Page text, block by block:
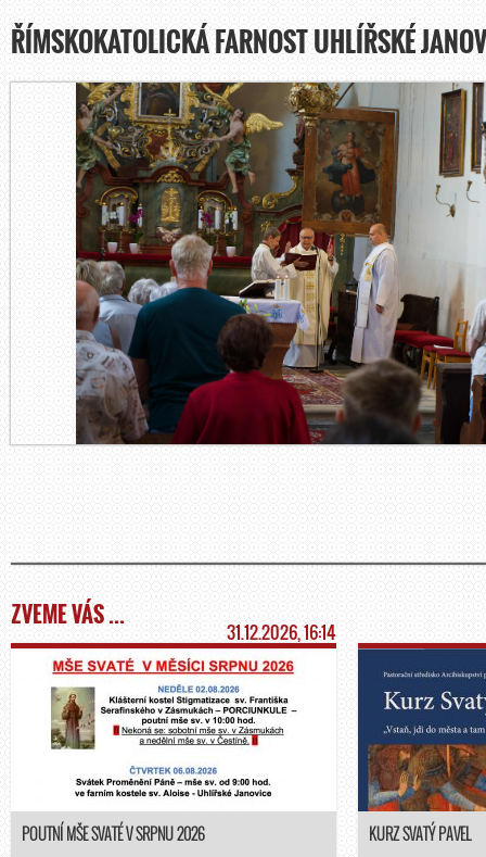
ŘÍMSKOKATOLICKÁ FARNOST UHLÍŘSKÉ
ZVEME VÁS ...
31.12.2026, 16:14
POUTNÍ MŠE SVATÉ V SRPNU 2026 KURZ SVATÝ PAVEL